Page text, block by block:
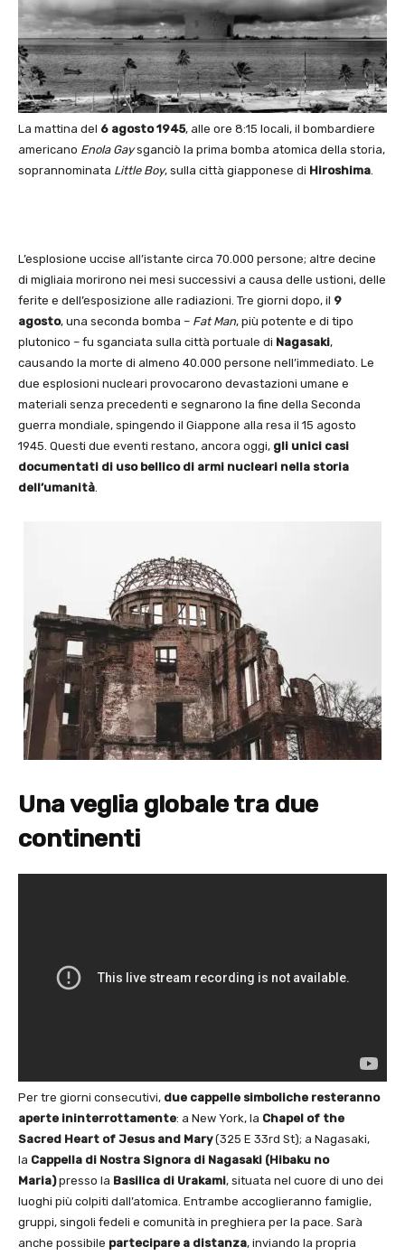
La mattina del 6 agosto 1945, alle ore 8:15 locali, il bombardiere
americano Enola Gaysganciò la prima bomba atomica della storia,
soprannominata Little Boy, sulla città giapponese di Hiroshima
L’esplosione uccise all’istante circa 70.000 persone; altre decine
di migliaia morirono nei mesi successivi a causa delle ustioni, delle
ferite e dell’esposizione alle radiazioni. Tre giorni dopo, il 9
agosto, una seconda bomba – Fat Man, più potente e di tipo
plutonico – fu sganciata sulla città portuale di Nagasaki,
causando la morte di almeno 40.000 persone nell’immediato. Le
due esplosioni nucleari provocarono devastazioni umane e
materiali senza precedenti e segnarono la fine della Seconda
guerra mondiale, spingendo il Giappone alla resa il 15 agosto
1945. Questi due eventi restano, ancora oggi, gli unici casi
documentati di uso bellico di armi nucleari nella storia
dell’umanità
Una veglia globale tra due
continenti
Per tre giorni consecutivi, due cappelle simboliche resteranno
aperte ininterrottamente: a New York, la Chapel of the
Sacred Heart of Jesus and Mary(325 E 33rd St); a Nagasaki,
la Cappella di Nostra Signora di Nagasaki (Hibaku no
Maria)presso la Basilica di Urakami, situata nel cuore di uno dei
luoghi più colpiti dall’atomica. Entrambe accoglieranno famiglie,
gruppi, singoli fedeli e comunità in preghiera per la pace. Sarà
anche possibile partecipare a distanza, inviando la propria